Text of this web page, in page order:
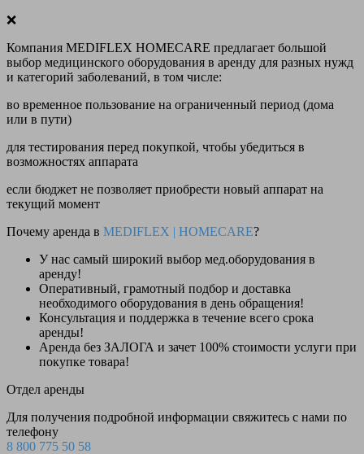
❌
Компания MEDIFLEX HOMECARE предлагает большой
выбор медицинского оборудования в аренду для разных нужд
и категорий заболеваний, в том числе:
во временное пользование на ограниченный период (дома
или в пути)
для тестирования перед покупкой, чтобы убедиться в
возможностях аппарата
если бюджет не позволяет приобрести новый аппарат на
текущий момент
Почему аренда в MEDIFLEX | HOMECARE?
У нас самый широкий выбор мед.оборудования в
аренду!
Оперативный, грамотный подбор и доставка
необходимого оборудования в день обращения!
Консультация и поддержка в течение всего срока
аренды!
Аренда без ЗАЛОГА и зачет 100% стоимости услуги при
покупке товара!
Отдел аренды
Для получения подробной информации свяжитесь с нами по
телефону
8 800 775 50 58